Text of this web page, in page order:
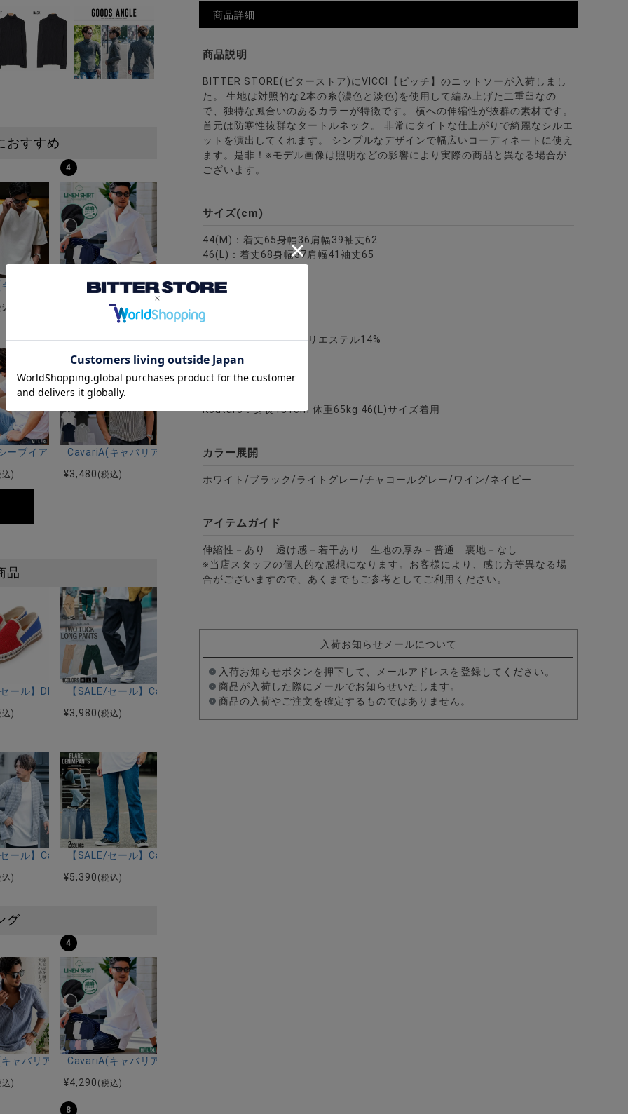
おすすめ
バンドカラー半袖シャツ＆イージーパンツ/全2色
ブクルーネックドルマンハーフスリーブニット/全12色
ャバリア)キーネック半袖Tシャツ/全4色
)
4
CavariA(キャバリア)コットンリネンホリゾンタルカラー7分袖カプリシャツ/全8色
(税込)
メ天竺半袖Tシャツ/全3色
ーブイアールエー)吸水速乾コットンタッチクルーネック半袖Tシャツ/全2色
)
CavariA(キャバリア)ワイヤー入りイタリアンカラー半袖シアサッカーポロシャツ/全4色
¥3,480 (税込)
品
ハット/全3色
べるポンチ切替ダウンパンツ/全14色
ール】DEDES(デデス)バイカラーメッシュスリッポンシューズ/全1色
)
【SALE/セール】CavariA(キャバリア)ツータックツイルロングパンツ/全4色
¥3,980 (税込)
ョルダー/全3色
ア)バードビーズブレスレット/全2色
ール】CavariA(キャバリア)ノーカラーチェックカーディガン/全2色
)
【SALE/セール】CavariA(キャバリア)デニムフレアロングパンツ/全2色
¥5,390 (税込)
グ
ハーフスリーブニット/全12色
イージーロングパンツ/全5色
ャバリア)パナマ織り7分袖カプリシャツ/全9色
)
4
CavariA(キャバリア)コットンリネンホリゾンタルカラー7分袖カプリシャツ/全8色
¥4,290 (税込)
8
商品詳細
商品説明
BITTER STORE(ビターストア)にVICCI【ビッチ】のニットソーが入荷しまし
た。 生地は対照的な2本の糸(濃色と淡色)を使用して編み上げた二重臼なの
で、独特な風合いのあるカラーが特徴です。 横への伸縮性が抜群の素材です。
首元は防寒性抜群なタートルネック。 非常にタイトな仕上がりで綺麗なシルエ
ットを演出してくれます。 シンプルなデザインで幅広いコーディネートに使え
ます。是非！※モデル画像は照明などの影響により実際の商品と異なる場合が
ございます。
サイズ(cm)
44(M)：着丈65身幅36肩幅39袖丈62
46(L)：着丈68身幅37肩幅41袖丈65
素材
綿50%アクリル36%ポリエステル14%
モデル
Koutaro：身長181cm 体重65kg 46(L)サイズ着用
カラー展開
ホワイト/ブラック/ライトグレー/チャコールグレー/ワイン/ネイビー
アイテムガイド
伸縮性－あり 透け感－若干あり 生地の厚み－普通 裏地－なし
※当店スタッフの個人的な感想になります。お客様により、感じ方等異なる場
合がございますので、あくまでもご参考としてご利用ください。
入荷お知らせメールについて
入荷お知らせボタンを押下して、メールアドレスを登録してください。
商品が入荷した際にメールでお知らせいたします。
商品の入荷やご注文を確定するものではありません。